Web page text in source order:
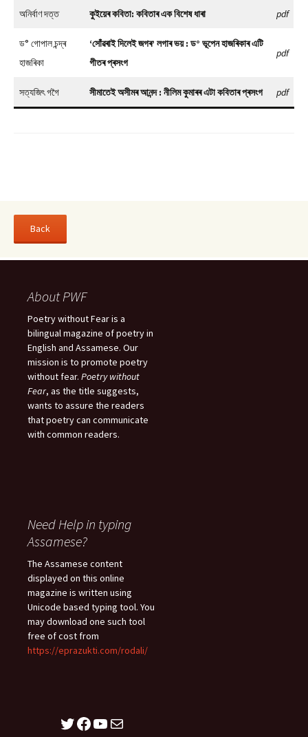
অনিৰ্বাণ দত্ত কুইয়েৰ কবিতা: কবিতাৰ এক বিশেষ ধাৰা pdf
ড° গোপাল চন্দ্ৰ
হাজৰিকা
‘সোঁৱৰাই দিলেই জগৰ’ লগাৰ ভয় : ড° ভূপেন হাজৰিকাৰ এটি
গীতৰ প্ৰসংগ
pdf
সত্যজিৎ গগৈ সীমাতেই অসীমৰ আনন্দ : নীলিম কুমাৰৰ এটা কবিতাৰ প্ৰসংগ pdf
About PWF
Poetry without Fear is a
bilingual magazine of poetry in
English and Assamese. Our
mission is to promote poetry
without fear. Poetry without
Fear, as the title suggests,
wants to assure the readers
that poetry can communicate
with common readers.
Need Help in typing
Assamese?
The Assamese content
displayed on this online
magazine is written using
Unicode based typing tool. You
may download one such tool
free of cost from
https://eprazukti.com/rodali/
Twitter
Facebook
YouTube
Mail